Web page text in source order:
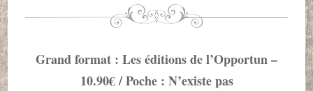
Grand format : Les éditions de l’Opportun –
10.90€ / Poche : N’existe pas